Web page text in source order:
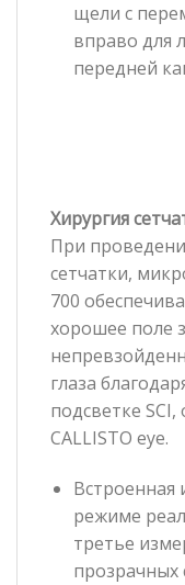
щели с
вправо для
передней
Хирургия
При
сетчатки,
700
хорошее поле
глаза
подсветке SCI,
CALLISTO eye.
Встроенная
режиме
третье
прозрачных